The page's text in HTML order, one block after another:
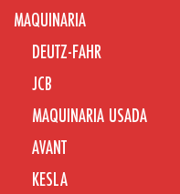
MAQUINARIA
DEUTZ-FAHR
JCB
MAQUINARIA USADA
AVANT
KESLA